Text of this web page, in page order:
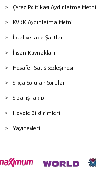
Çerez Politikası Aydınlatma Metni
KVKK Aydınlatma Metni
İptal ve İade Şartları
İnsan Kaynakları
Mesafeli Satış Sözleşmesi
Sıkça Sorulan Sorular
Sipariş Takip
Havale Bildirimleri
Yayınevleri